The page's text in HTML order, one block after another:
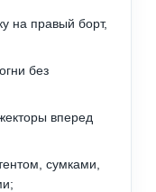
на правый борт,
без
вперед
сумками,